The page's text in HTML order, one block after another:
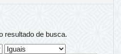
resultado de busca.